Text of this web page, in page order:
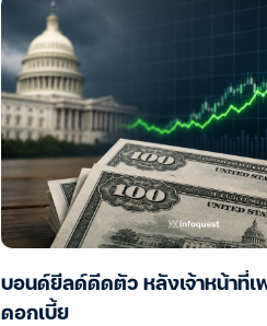
บอนด์ยีลด์ดีดตัว หลังเจ้าหน้าที่
ดอกเบี้ย